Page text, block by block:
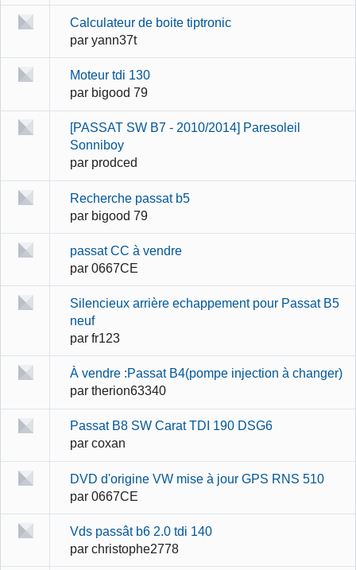
Calculateur de boite tiptronic
par yann37t
Moteur tdi 130
par bigood 79
[PASSAT SW B7 - 2010/2014] Paresoleil
Sonniboy
par prodced
Recherche passat b5
par bigood 79
passat CC à vendre
par 0667CE
Silencieux arrière echappement pour Passat B5
neuf
par fr123
À vendre :Passat B4(pompe injection à changer)
par therion63340
Passat B8 SW Carat TDI 190 DSG6
par coxan
DVD d'origine VW mise à jour GPS RNS 510
par 0667CE
Vds passât b6 2.0 tdi 140
par christophe2778